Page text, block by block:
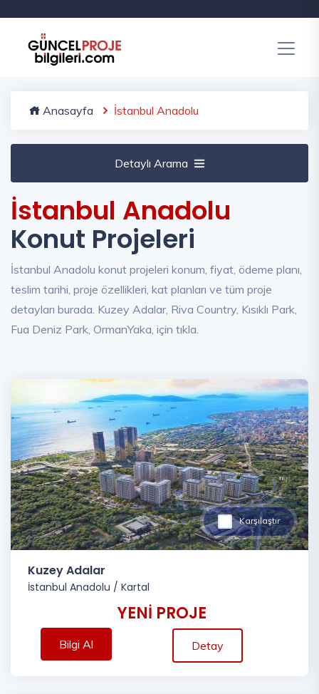
Anasayfa İstanbul Anadolu
Detaylı Arama
İstanbul Anadolu
Konut Projeleri
İstanbul Anadolu konut projeleri konum, fiyat, ödeme planı,
teslim tarihi, proje özellikleri, kat planları ve tüm proje
detayları burada. Kuzey Adalar, Riva Country, Kısıklı Park,
Fua Deniz Park, OrmanYaka, için tıkla.
Karşılaştır
Kuzey Adalar
İstanbul Anadolu / Kartal
YENİ PROJE
Bilgi Al Detay